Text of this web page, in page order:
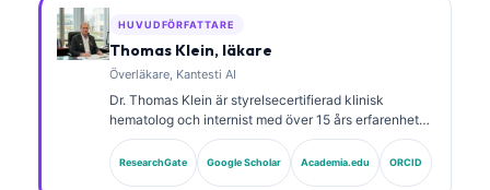
HUVUDFÖRFATTARE
Thomas Klein, läkare
Överläkare, Kantesti AI
Dr. Thomas Klein är styrelsecertifierad klinisk
hematolog och internist med över 15 års erfarenhet
av laboratoriemedicin och AI-assisterad klinisk
analys. Som Chief Medical Officer på Kantesti AI ger
han klinisk översyn av den medicinska
ResearchGate Google Scholar Academia.edu ORCID